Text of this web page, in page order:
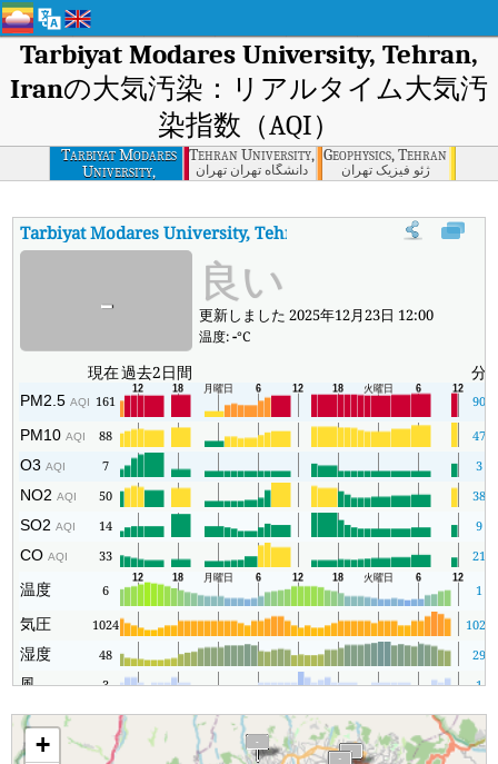
Tarbiyat Modares University, Tehran,
Iranの大気汚染：リアルタイム大気汚
染指数（AQI）
Tarbiyat Modares
University,
Tehran, Iran
Tehran University, Tehran
دانشگاه تهران تهران
Geophysics, Tehran
ژئو فیزیک تهران
Tarbiyat Modares University, Tehran, Iran の大気汚染指数
- 良い
更新しました 2025年12月23日 12:00
温度:-°C
現在過去2日間 分
PM2.5AQI 161 90
PM10AQI 88 47
O3AQI 7 3
NO2AQI 50 38
SO2AQI 14 9
COAQI 33 21
温度 6 1
気圧 1024 1021
湿度 48 29
風 3 1
+